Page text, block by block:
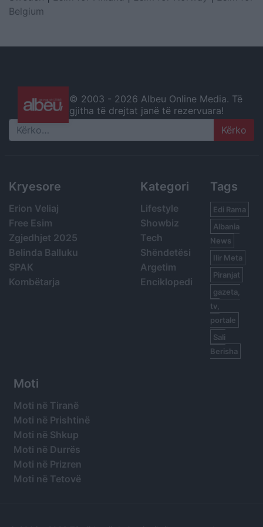
Belgium
© 2003 - 2026 Albeu Online Media. Të
gjitha të drejtat janë të rezervuara!
Search
Kryesore
Erion Veliaj
Free Esim
Zgjedhjet 2025
Belinda Balluku
SPAK
Kombëtarja
Kategori
Lifestyle
Showbiz
Tech
Shëndetësi
Argetim
Enciklopedi
Tags
Edi Rama
Albania
News
Ilir Meta
Piranjat
gazeta,
tv,
portale
Sali
Berisha
Moti
Moti në Tiranë
Moti në Prishtinë
Moti në Shkup
Moti në Durrës
Moti në Prizren
Moti në Tetovë